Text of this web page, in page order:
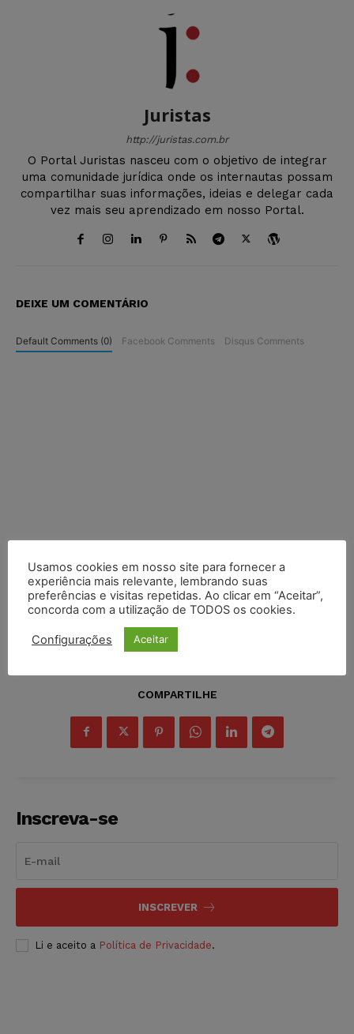
Juristas
http://juristas.com.br
O Portal Juristas nasceu com o objetivo de integrar
uma comunidade jurídica onde os internautas possam
compartilhar suas informações, ideias e delegar cada
vez mais seu aprendizado em nosso Portal.
DEIXE UM COMENTÁRIO
Default Comments (0) Facebook Comments Disqus Comments
COMPARTILHE
Inscreva-se
INSCREVER
Li e aceito a Política de Privacidade.
Usamos cookies em nosso site para fornecer a
experiência mais relevante, lembrando suas
preferências e visitas repetidas. Ao clicar em “Aceitar”,
concorda com a utilização de TODOS os cookies.
Configurações Aceitar